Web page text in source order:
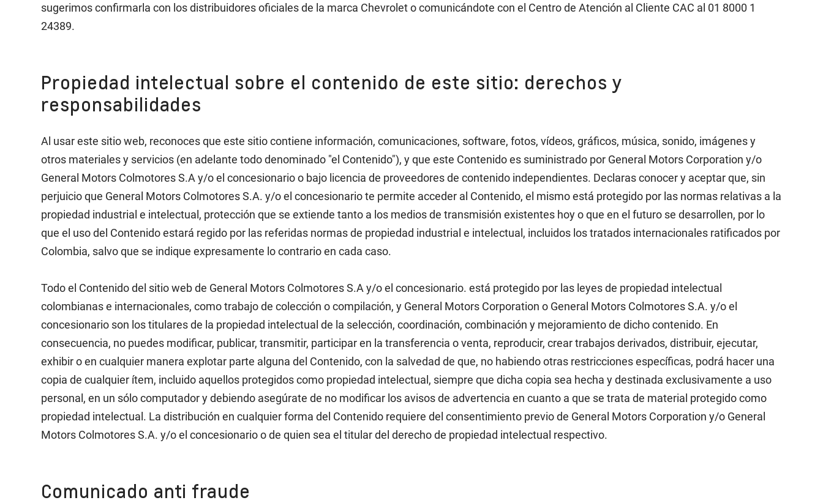
sugerimos confirmarla con los distribuidores oficiales de la marca Chevrolet o comunicándote con el Centro de Atención al Cliente CAC al 01 8000 1
24389.
Propiedad intelectual sobre el contenido de este sitio: derechos y
responsabilidades
Al usar este sitio web, reconoces que este sitio contiene información, comunicaciones, software, fotos, vídeos, gráficos, música, sonido, imágenes y
otros materiales y servicios (en adelante todo denominado "el Contenido"), y que este Contenido es suministrado por General Motors Corporation y/o
General Motors Colmotores S.A y/o el concesionario o bajo licencia de proveedores de contenido independientes. Declaras conocer y aceptar que, sin
perjuicio que General Motors Colmotores S.A. y/o el concesionario te permite acceder al Contenido, el mismo está protegido por las normas relativas a la
propiedad industrial e intelectual, protección que se extiende tanto a los medios de transmisión existentes hoy o que en el futuro se desarrollen, por lo
que el uso del Contenido estará regido por las referidas normas de propiedad industrial e intelectual, incluidos los tratados internacionales ratificados por
Colombia, salvo que se indique expresamente lo contrario en cada caso.
Todo el Contenido del sitio web de General Motors Colmotores S.A y/o el concesionario. está protegido por las leyes de propiedad intelectual
colombianas e internacionales, como trabajo de colección o compilación, y General Motors Corporation o General Motors Colmotores S.A. y/o el
concesionario son los titulares de la propiedad intelectual de la selección, coordinación, combinación y mejoramiento de dicho contenido. En
consecuencia, no puedes modificar, publicar, transmitir, participar en la transferencia o venta, reproducir, crear trabajos derivados, distribuir, ejecutar,
exhibir o en cualquier manera explotar parte alguna del Contenido, con la salvedad de que, no habiendo otras restricciones específicas, podrá hacer una
copia de cualquier ítem, incluido aquellos protegidos como propiedad intelectual, siempre que dicha copia sea hecha y destinada exclusivamente a uso
personal, en un sólo computador y debiendo asegúrate de no modificar los avisos de advertencia en cuanto a que se trata de material protegido como
propiedad intelectual. La distribución en cualquier forma del Contenido requiere del consentimiento previo de General Motors Corporation y/o General
Motors Colmotores S.A. y/o el concesionario o de quien sea el titular del derecho de propiedad intelectual respectivo.
Comunicado anti fraude